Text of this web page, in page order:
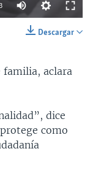
Descargar
familia, aclara
dice
como